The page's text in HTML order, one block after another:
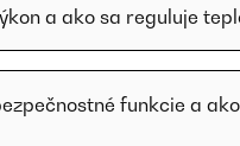
a ako sa reguluje
funkcie a